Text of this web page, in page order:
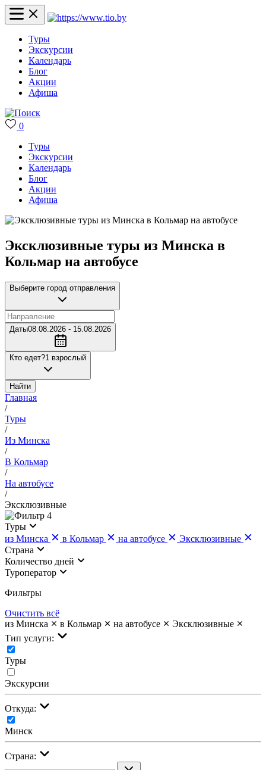
Туры
Экскурсии
Календарь
Блог
Акции
Афиша
0
Туры
Экскурсии
Календарь
Блог
Акции
Афиша
Эксклюзивные туры из Минска в
Кольмар на автобусе
Выберите город отправления
Даты08.08.2026 - 15.08.2026
Кто едет?1 взрослый
Найти
Главная
/
Туры
/
Из Минска
/
В Кольмар
/
На автобусе
/
Эксклюзивные
4
Туры
из Минска
в Кольмар на автобусе
Эксклюзивные
Страна
Количество дней
Туроператор
Фильтры
Очистить всё
из Минска
в Кольмар на автобусе
Эксклюзивные
Тип услуги:
Туры
Экскурсии
Откуда:
Минск
Страна: